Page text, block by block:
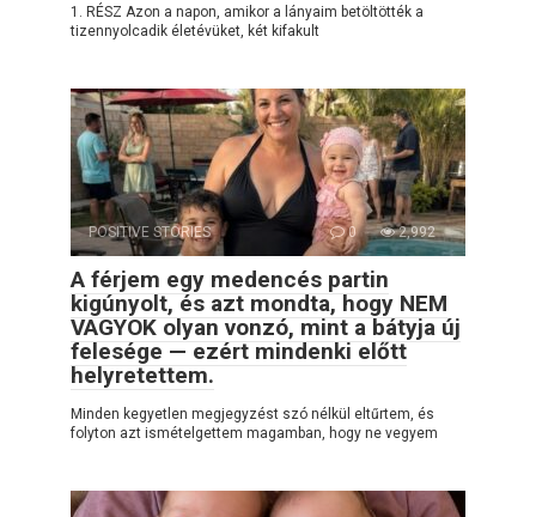
1. RÉSZ Azon a napon, amikor a lányaim betöltötték a
tizennyolcadik életévüket, két kifakult
POSITIVE STORIES 0 2,992
A férjem egy medencés partin
kigúnyolt, és azt mondta, hogy NEM
VAGYOK olyan vonzó, mint a bátyja új
felesége — ezért mindenki előtt
helyretettem.
Minden kegyetlen megjegyzést szó nélkül eltűrtem, és
folyton azt ismételgettem magamban, hogy ne vegyem